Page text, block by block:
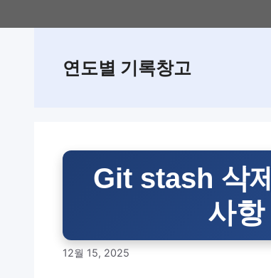
연도별 기록창고
Git stash 삭
사
12월 15, 2025